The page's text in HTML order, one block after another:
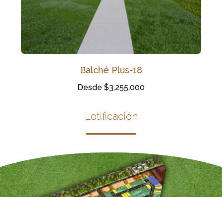
Balché Plus-18
Desde $3,255,000
Lotificación